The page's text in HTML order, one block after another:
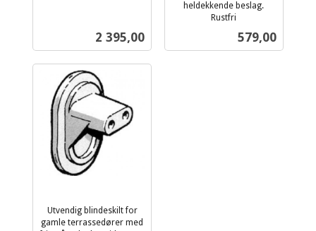
Pris
2 395,00
heldekkende beslag.
Rustfri
Pris
579,00
Utvendig blindeskilt for
gamle terrassedører med